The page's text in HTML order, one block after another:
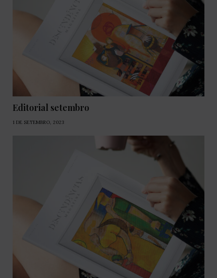
Editorial setembro
1 DE SETEMBRO, 2023